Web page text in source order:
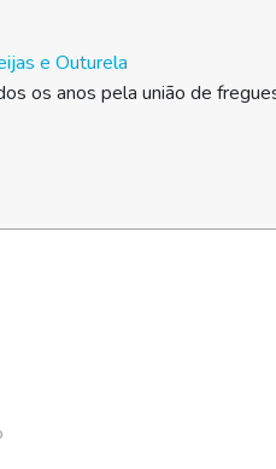
e Outurela
os anos pela união de